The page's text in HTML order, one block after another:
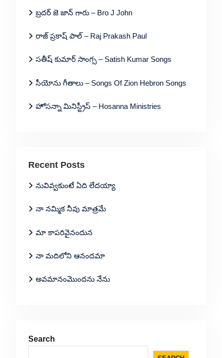
బ్రదర్ జె జాన్ గారు – Bro J John
రాజ్ ప్రకాష్ పాల్ – Raj Prakash Paul
సతీష్ కుమార్ సాంగ్స – Satish Kumar Songs
సీయోను గీతాలు – Songs Of Zion Hebron Songs
హోసన్నా మినిస్ట్రీస్ – Hosanna Ministries
Recent Posts
నువివ్వకుంటే ఏది లేదయ్యా
నా నమ్మిక నీవు మాత్రమే
మా కాపరివైనందున
నా మదిలోని ఆనందమా
అవమానంమొందను నేను
Search